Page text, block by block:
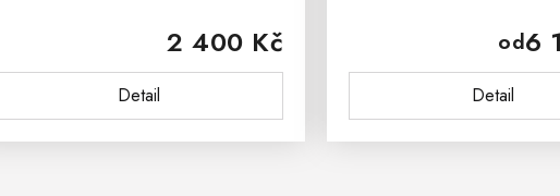
2 400 Kč
Detail
který svým designem vnáší mezi
nábytek z masivu svěží a novodobý...
od6
Detail
moderní nábytek, který
vnáší mezi nábytek z